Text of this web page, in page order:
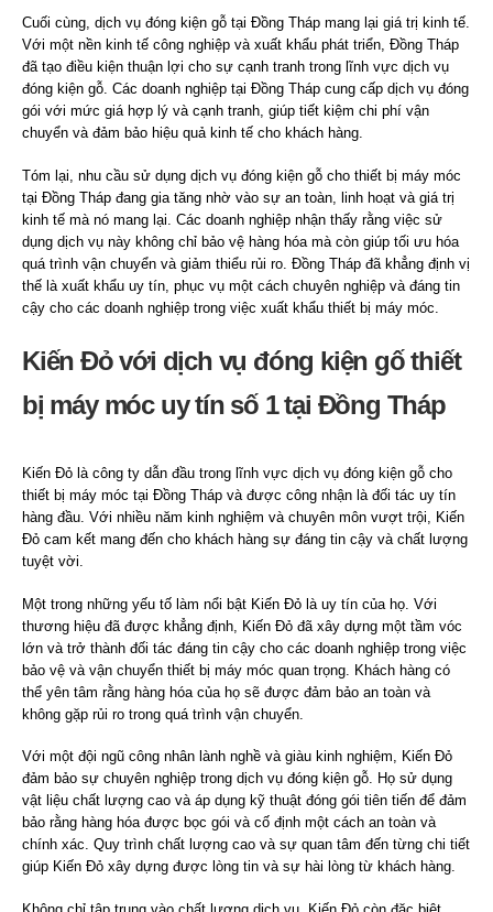
Cuối cùng, dịch vụ đóng kiện gỗ tại Đồng Tháp mang lại giá trị kinh tế.
Với một nền kinh tế công nghiệp và xuất khẩu phát triển, Đồng Tháp
đã tạo điều kiện thuận lợi cho sự cạnh tranh trong lĩnh vực dịch vụ
đóng kiện gỗ. Các doanh nghiệp tại Đồng Tháp cung cấp dịch vụ đóng
gói với mức giá hợp lý và cạnh tranh, giúp tiết kiệm chi phí vận
chuyển và đảm bảo hiệu quả kinh tế cho khách hàng.
Tóm lại, nhu cầu sử dụng dịch vụ đóng kiện gỗ cho thiết bị máy móc
tại Đồng Tháp đang gia tăng nhờ vào sự an toàn, linh hoạt và giá trị
kinh tế mà nó mang lại. Các doanh nghiệp nhận thấy rằng việc sử
dụng dịch vụ này không chỉ bảo vệ hàng hóa mà còn giúp tối ưu hóa
quá trình vận chuyển và giảm thiểu rủi ro. Đồng Tháp đã khẳng định vị
thế là xuất khẩu uy tín, phục vụ một cách chuyên nghiệp và đáng tin
cậy cho các doanh nghiệp trong việc xuất khẩu thiết bị máy móc.
Kiến Đỏ với dịch vụ đóng kiện gố thiết
bị máy móc uy tín số 1 tại Đồng Tháp
Kiến Đỏ là công ty dẫn đầu trong lĩnh vực dịch vụ đóng kiện gỗ cho
thiết bị máy móc tại Đồng Tháp và được công nhận là đối tác uy tín
hàng đầu. Với nhiều năm kinh nghiệm và chuyên môn vượt trội, Kiến
Đỏ cam kết mang đến cho khách hàng sự đáng tin cậy và chất lượng
tuyệt vời.
Một trong những yếu tố làm nổi bật Kiến Đỏ là uy tín của họ. Với
thương hiệu đã được khẳng định, Kiến Đỏ đã xây dựng một tầm vóc
lớn và trở thành đối tác đáng tin cậy cho các doanh nghiệp trong việc
bảo vệ và vận chuyển thiết bị máy móc quan trọng. Khách hàng có
thể yên tâm rằng hàng hóa của họ sẽ được đảm bảo an toàn và
không gặp rủi ro trong quá trình vận chuyển.
Với một đội ngũ công nhân lành nghề và giàu kinh nghiệm, Kiến Đỏ
đảm bảo sự chuyên nghiệp trong dịch vụ đóng kiện gỗ. Họ sử dụng
vật liệu chất lượng cao và áp dụng kỹ thuật đóng gói tiên tiến để đảm
bảo rằng hàng hóa được bọc gói và cố định một cách an toàn và
chính xác. Quy trình chất lượng cao và sự quan tâm đến từng chi tiết
giúp Kiến Đỏ xây dựng được lòng tin và sự hài lòng từ khách hàng.